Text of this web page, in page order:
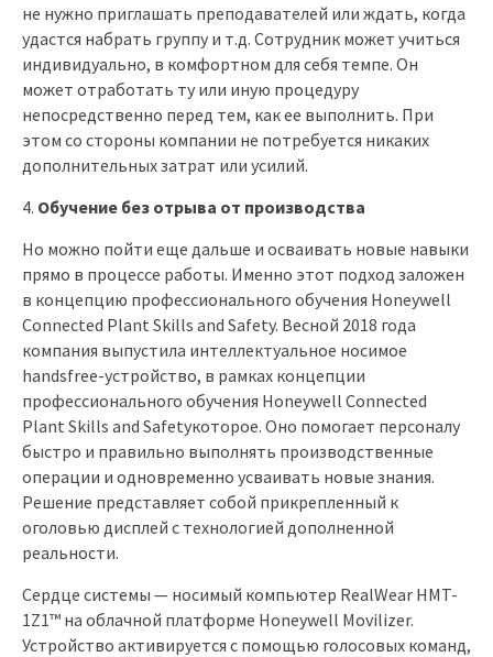
не нужно приглашать преподавателей или ждать, когда
удастся набрать группу и т.д. Сотрудник может учиться
индивидуально, в комфортном для себя темпе. Он
может отработать ту или иную процедуру
непосредственно перед тем, как ее выполнить. При
этом со стороны компании не потребуется никаких
дополнительных затрат или усилий.
Обучение без отрыва от производства
Но можно пойти еще дальше и осваивать новые навыки
прямо в процессе работы. Именно этот подход заложен
в концепцию профессионального обучения Honeywell
Connected Plant Skills and Safety. Весной 2018 года
компания выпустила интеллектуальное носимое
handsfree-устройство, в рамках концепции
профессионального обучения Honeywell Connected
Plant Skills and Safetyкоторое. Оно помогает персоналу
быстро и правильно выполнять производственные
операции и одновременно усваивать новые знания.
Решение представляет собой прикрепленный к
оголовью дисплей с технологией дополненной
реальности.
Сердце системы — носимый компьютер RealWear HMT-
1Z1™ на облачной платформе Honeywell Movilizer.
Устройство активируется с помощью голосовых команд,